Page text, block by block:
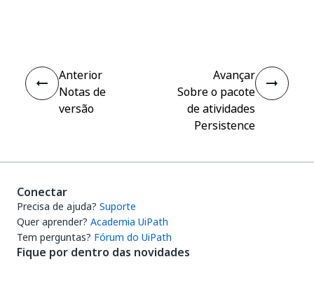
Anterior
Notas de
versão
Avançar
Sobre o pacote
de atividades
Persistence
Conectar
Precisa de ajuda? Suporte
Quer aprender? Academia UiPath
Tem perguntas? Fórum do UiPath
Fique por dentro das novidades